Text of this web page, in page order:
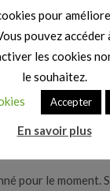
Jeux vidéo :
pour le moment.
pour
pouvez accéder
les cookies
le souhaitez.
Accepter
En savoir plus